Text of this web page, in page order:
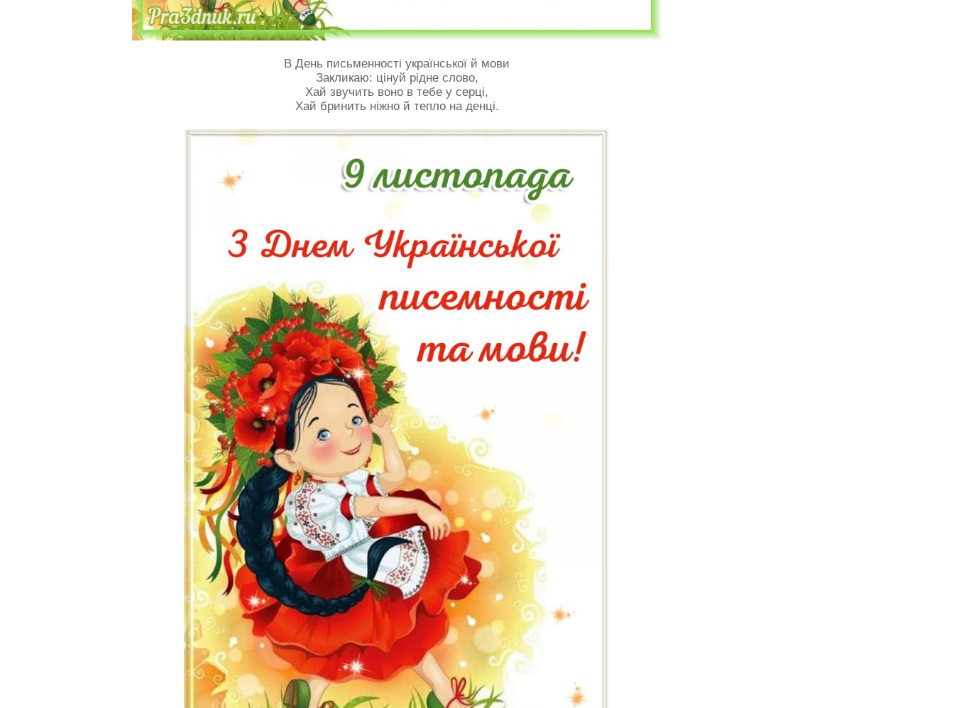
В День письменності української й мови
Закликаю: цінуй рідне слово,
Хай звучить воно в тебе у серці,
Хай бринить ніжно й тепло на денці.